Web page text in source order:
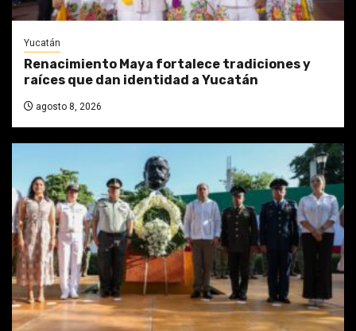
Yucatán
Renacimiento Maya fortalece tradiciones y
raíces que dan identidad a Yucatán
agosto 8, 2026